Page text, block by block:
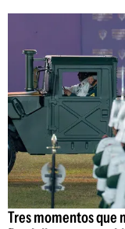
Tres momentos que